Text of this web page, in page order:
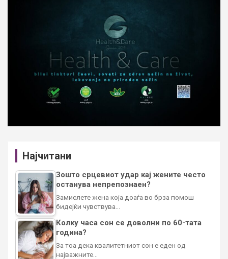
Најчитани
Зошто срцевиот удар кај жените често
останува непрепознаен?
Замислете жена која доаѓа во брза помош
бидејќи чувствува…
Колку часа сон се доволни по 60-тата
година?
За тоа дека квалитетниот сон е еден од
најважните…